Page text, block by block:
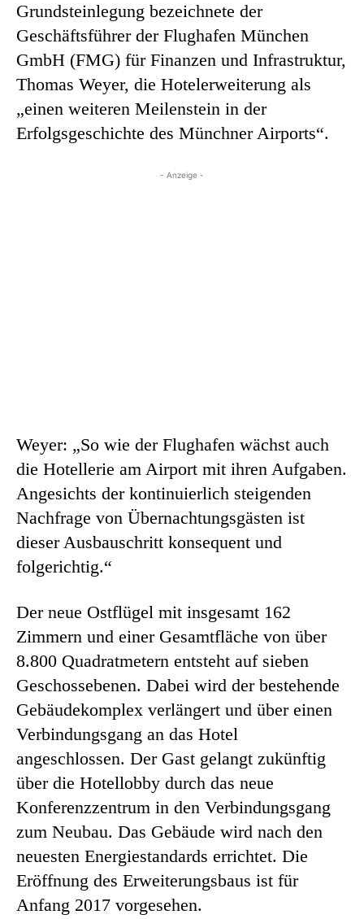
Grundsteinlegung bezeichnete der
Geschäftsführer der Flughafen München
GmbH (FMG) für Finanzen und Infrastruktur,
Thomas Weyer, die Hotelerweiterung als
„einen weiteren Meilenstein in der
Erfolgsgeschichte des Münchner Airports“.
- Anzeige -
Weyer: „So wie der Flughafen wächst auch
die Hotellerie am Airport mit ihren Aufgaben.
Angesichts der kontinuierlich steigenden
Nachfrage von Übernachtungsgästen ist
dieser Ausbauschritt konsequent und
folgerichtig.“
Der neue Ostflügel mit insgesamt 162
Zimmern und einer Gesamtfläche von über
8.800 Quadratmetern entsteht auf sieben
Geschossebenen. Dabei wird der bestehende
Gebäudekomplex verlängert und über einen
Verbindungsgang an das Hotel
angeschlossen. Der Gast gelangt zukünftig
über die Hotellobby durch das neue
Konferenzzentrum in den Verbindungsgang
zum Neubau. Das Gebäude wird nach den
neuesten Energiestandards errichtet. Die
Eröffnung des Erweiterungsbaus ist für
Anfang 2017 vorgesehen.